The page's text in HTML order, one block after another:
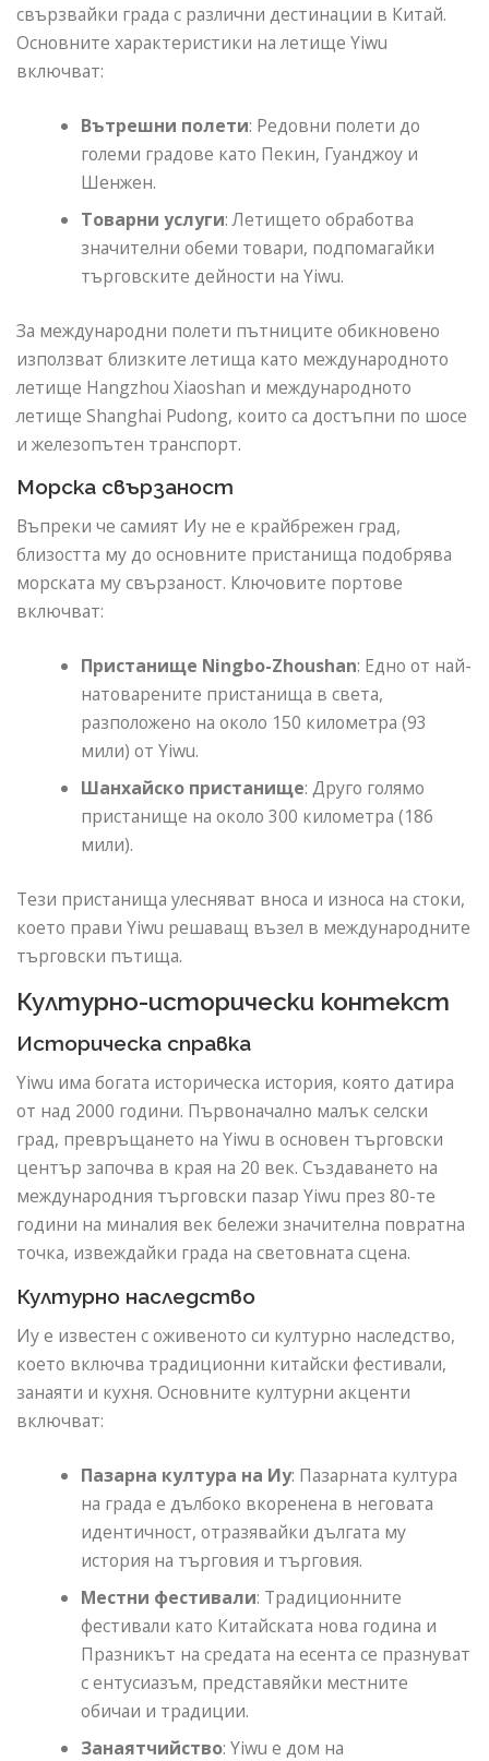
свързвайки града с различни дестинации в Китай.
Основните характеристики на летище Yiwu
включват:
Вътрешни полети: Редовни полети до
големи градове като Пекин, Гуанджоу и
Шенжен.
Товарни услуги: Летището обработва
значителни обеми товари, подпомагайки
търговските дейности на Yiwu.
За международни полети пътниците обикновено
използват близките летища като международното
летище Hangzhou Xiaoshan и международното
летище Shanghai Pudong, които са достъпни по шосе
и железопътен транспорт.
Морска свързаност
Въпреки че самият Иу не е крайбрежен град,
близостта му до основните пристанища подобрява
морската му свързаност. Ключовите портове
включват:
Пристанище Ningbo-Zhoushan: Едно от най-
натоварените пристанища в света,
разположено на около 150 километра (93
мили) от Yiwu.
Шанхайско пристанище: Друго голямо
пристанище на около 300 километра (186
мили).
Тези пристанища улесняват вноса и износа на стоки,
което прави Yiwu решаващ възел в международните
търговски пътища.
Културно-исторически контекст
Историческа справка
Yiwu има богата историческа история, която датира
от над 2000 години. Първоначално малък селски
град, превръщането на Yiwu в основен търговски
център започва в края на 20 век. Създаването на
международния търговски пазар Yiwu през 80-те
години на миналия век бележи значителна повратна
точка, извеждайки града на световната сцена.
Културно наследство
Иу е известен с оживеното си културно наследство,
което включва традиционни китайски фестивали,
занаяти и кухня. Основните културни акценти
включват:
Пазарна култура на Иу: Пазарната култура
на града е дълбоко вкоренена в неговата
идентичност, отразявайки дългата му
история на търговия и търговия.
Местни фестивали: Традиционните
фестивали като Китайската нова година и
Празникът на средата на есента се празнуват
с ентусиазъм, представяйки местните
обичаи и традиции.
Занаятчийство: Yiwu е дом на